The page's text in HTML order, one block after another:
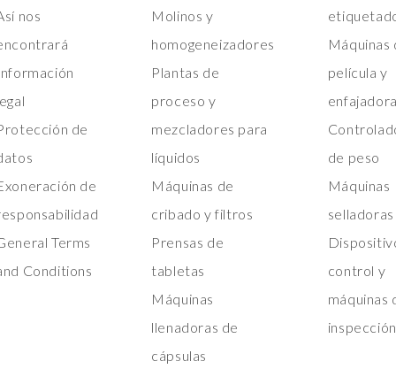
nos
de
de
Terms
Conditions
Molinos y
homogeneizadores
Plantas de
proceso y
mezcladores para
líquidos
Máquinas de
cribado y filtros
Prensas de
tabletas
Máquinas
llenadoras de
cápsulas
Máquinas
película y
de peso
Máquinas
selladoras
control y
máquinas
inspección